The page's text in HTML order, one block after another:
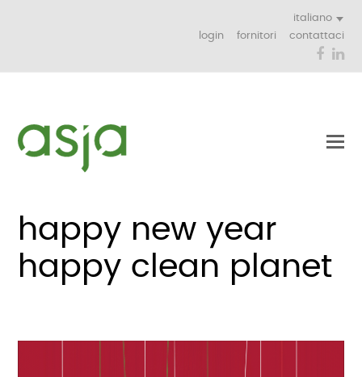
italiano
login
fornitori contattaci
happy new year
happy clean planet